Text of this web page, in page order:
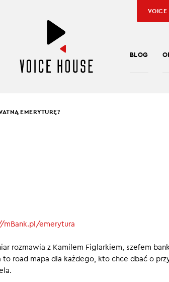
BLOG
VOICE
zacząć działać, kiedy do sześćdziesiątki
odcinków.
EMERYTURĘ?
mBank.pl/emerytura
rozmawia z Kamilem Figlarkiem, szefem
road mapa dla każdego, kto chce dbać o